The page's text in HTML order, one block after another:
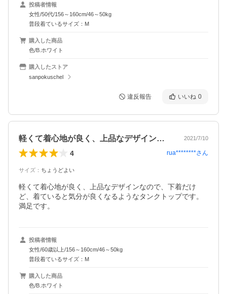
投稿者情報
女性/50代/156～160cm/46～50kg
普段着ているサイズ：M
購入した商品
色/B.ホワイト
購入したストア
sanpokuschel
違反報告 いいね 0
軽くて着心地が良く、上品なデザインなの… 2021/7/10
4 rua********さん
サイズ ： ちょうどよい
軽くて着心地が良く、上品なデザインなので、下着だけ
ど、着ていると気分が良くなるようなタンクトップです。
満足です。
投稿者情報
女性/60歳以上/156～160cm/46～50kg
普段着ているサイズ：M
購入した商品
色/B.ホワイト